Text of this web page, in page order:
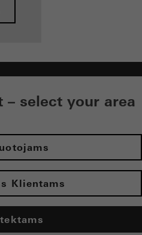
select your area
Klientams